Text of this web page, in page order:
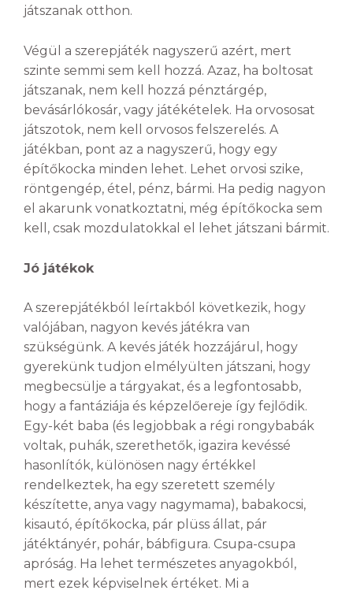
játszanak otthon.
Végül a szerepjáték nagyszerű azért, mert
szinte semmi sem kell hozzá. Azaz, ha boltosat
játszanak, nem kell hozzá pénztárgép,
bevásárlókosár, vagy játékételek. Ha orvososat
játszotok, nem kell orvosos felszerelés. A
játékban, pont az a nagyszerű, hogy egy
építőkocka minden lehet. Lehet orvosi szike,
röntgengép, étel, pénz, bármi. Ha pedig nagyon
el akarunk vonatkoztatni, még építőkocka sem
kell, csak mozdulatokkal el lehet játszani bármit.
Jó játékok
A szerepjátékból leírtakból következik, hogy
valójában, nagyon kevés játékra van
szükségünk. A kevés játék hozzájárul, hogy
gyerekünk tudjon elmélyülten játszani, hogy
megbecsülje a tárgyakat, és a legfontosabb,
hogy a fantáziája és képzelőereje így fejlődik.
Egy-két baba (és legjobbak a régi rongybabák
voltak, puhák, szerethetők, igazira kevéssé
hasonlítók, különösen nagy értékkel
rendelkeztek, ha egy szeretett személy
készítette, anya vagy nagymama), babakocsi,
kisautó, építőkocka, pár plüss állat, pár
játéktányér, pohár, bábfigura. Csupa-csupa
apróság. Ha lehet természetes anyagokból,
mert ezek képviselnek értéket. Mi a